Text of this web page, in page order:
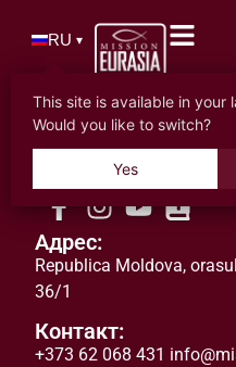
RU ▾
Адрес:
Republica Moldova, orasul
36/1
Контакт:
+373 62 068 431
This site is available in your
Would you like to switch?
Yes